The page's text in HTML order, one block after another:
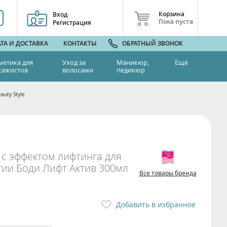
Вход
Регистрация
Корзина
Пока пуста
И ДОСТАВКА КОНТАКТЫ ОБРАТНЫЙ ЗВОНОК
для
Уход за
волосами
Маникюр,
педикюр
Ещё
Style
эффектом лифтинга для
Боди Лифт Актив 300мл
Все товары бренда
Добавить в избранное